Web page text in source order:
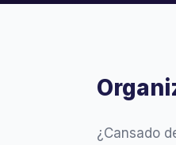
¿Cansado